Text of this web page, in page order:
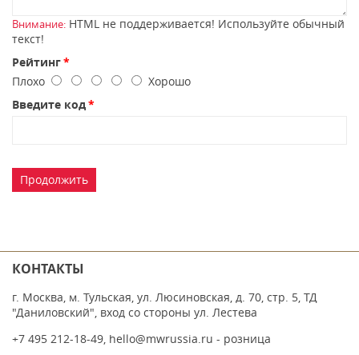
Внимание: HTML не поддерживается! Используйте обычный
текст!
Рейтинг
Плохо
Хорошо
Введите код
Продолжить
КОНТАКТЫ
г. Москва, м. Тульская, ул. Люсиновская, д. 70, стр. 5, ТД
"Даниловский", вход со стороны ул. Лестева
+7 495 212-18-49, hello@mwrussia.ru - розница